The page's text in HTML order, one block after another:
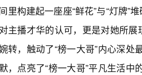
里构建起一座座“鲜花”与“灯牌”
主播才华的认可，更是对她所
转，触动了“榜一大哥”内心深
，点亮了“榜一大哥”平凡生活